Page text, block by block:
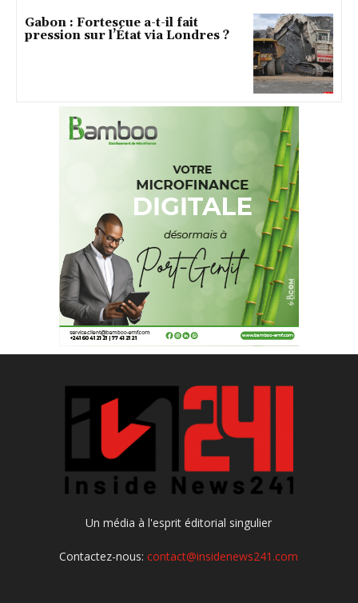
Gabon : Fortescue a-t-il fait
pression sur l’État via Londres ?
Un média à l'esprit éditorial singulier
Contactez-nous:contact@insidenews241.com